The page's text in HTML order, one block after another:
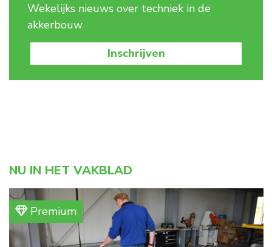
Wekelijks nieuws over techniek in de
akkerbouw
Inschrijven
NU IN HET VAKBLAD
Premium